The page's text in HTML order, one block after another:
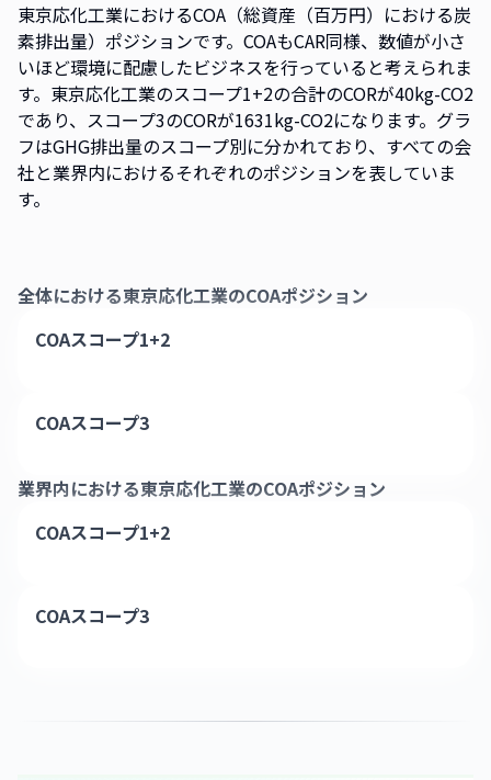
東京応化工業におけるCOA（総資産（百万円）における炭
素排出量）ポジションです。COAもCAR同様、数値が小さ
いほど環境に配慮したビジネスを行っていると考えられま
す。東京応化工業のスコープ1+2の合計のCORが40kg-CO2
であり、スコープ3のCORが1631kg-CO2になります。グラ
フはGHG排出量のスコープ別に分かれており、すべての会
社と業界内におけるそれぞれのポジションを表していま
す。
全体における東京応化工業のCOAポジション
COAスコープ1+2
COAスコープ3
業界内における東京応化工業のCOAポジション
COAスコープ1+2
COAスコープ3